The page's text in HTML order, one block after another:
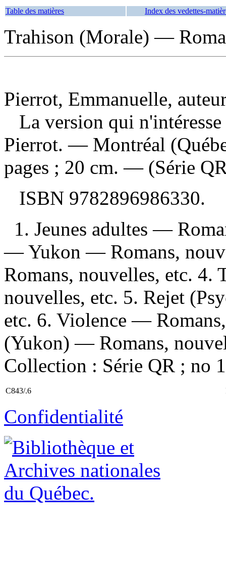
Table des matières Index des vedettes-
Trahison (Morale) —
Pierrot, Emmanuelle,
La version qui
Pierrot. — Montréal
pages ; 20 cm. — (Série
ISBN 9782896986330.
1. Jeunes adultes —
— Yukon — Romans,
Romans, nouvelles, etc.
nouvelles, etc. 5. Rejet
etc. 6. Violence —
(Yukon) — Romans,
Collection : Série QR ; no
C843/.6
Confidentialité